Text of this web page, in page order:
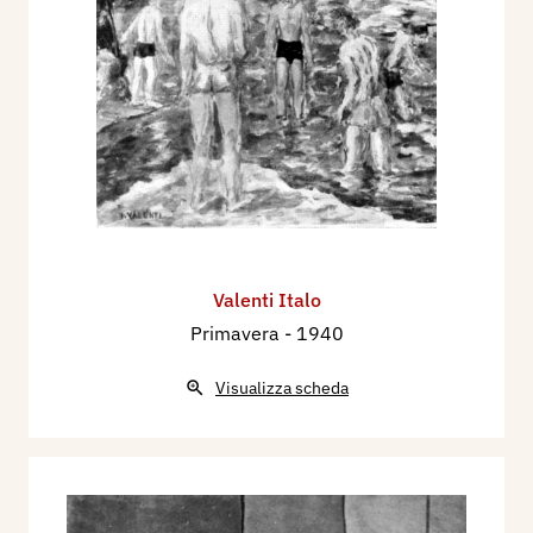
1942 - IV° Premio Bergamo. Mostra Nazionale di
Pittura, catalogo mostra, Bergamo, Palazzo della
Ragione, sett./ott., p. 34.
1996 - La Biennale di Venezia. Le Esposizioni
Internazionali d’Arte 1895-1995, Venezia,
Electa, p. 665.
Valenti Italo
Primavera - 1940
Visualizza scheda